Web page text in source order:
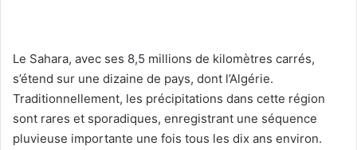
Le Sahara, avec ses 8,5 millions de kilomètres carrés,
s’étend sur une dizaine de pays, dont l’Algérie.
Traditionnellement, les précipitations dans cette région
sont rares et sporadiques, enregistrant une séquence
pluvieuse importante une fois tous les dix ans environ.